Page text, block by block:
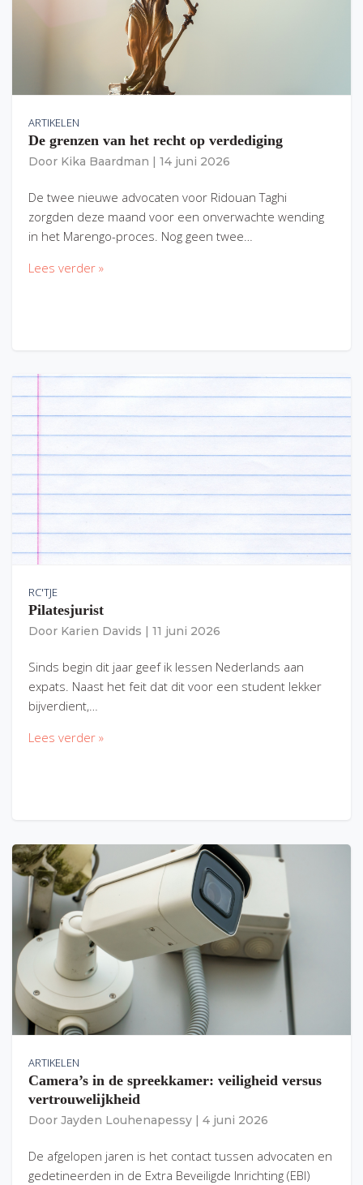
ARTIKELEN
De grenzen van het recht op verdediging
Door Kika Baardman 14 juni 2026
De twee nieuwe advocaten voor Ridouan Taghi
zorgden deze maand voor een onverwachte wending
in het Marengo-proces. Nog geen twee…
Lees verder »
RC'TJE
Pilatesjurist
Door Karien Davids 11 juni 2026
Sinds begin dit jaar geef ik lessen Nederlands aan
expats. Naast het feit dat dit voor een student lekker
bijverdient,…
Lees verder »
ARTIKELEN
Camera’s in de spreekkamer: veiligheid versus
vertrouwelijkheid
Door Jayden Louhenapessy 4 juni 2026
De afgelopen jaren is het contact tussen advocaten en
gedetineerden in de Extra Beveiligde Inrichting (EBI)